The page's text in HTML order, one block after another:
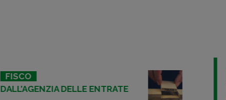
FISCO
DALL’AGENZIA DELLE ENTRATE